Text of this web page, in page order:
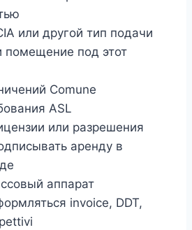
или другой тип подачи
помещение под этот
Comune
ASL
или разрешения
аренду в
аппарат
invoice, DDT,